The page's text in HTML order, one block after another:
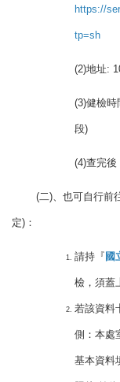
https://
tp=sh
(2)地址:
(3)健檢
段)
(4)查完後
(二)、也可自行前
定) ：
請持『 國
檢，須蓋
若該資料
側：本處
基本資料